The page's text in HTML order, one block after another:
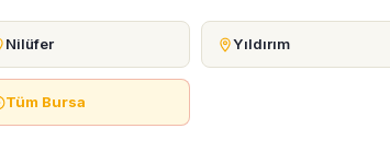
Nilüfer Yıldırım
Tüm Bursa